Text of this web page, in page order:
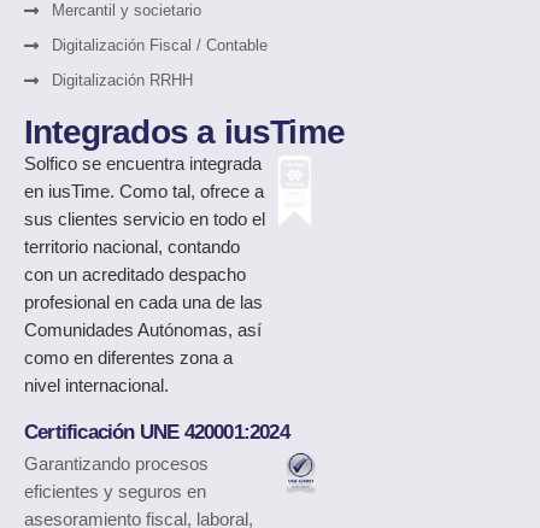
Mercantil y societario
Digitalización Fiscal / Contable
Digitalización RRHH
Integrados a iusTime
Solfico se encuentra integrada
en iusTime. Como tal, ofrece a
sus clientes servicio en todo el
territorio nacional, contando
con un acreditado despacho
profesional en cada una de las
Comunidades Autónomas, así
como en diferentes zona a
nivel internacional.
Certificación UNE 420001:2024
Garantizando procesos
eficientes y seguros en
asesoramiento fiscal, laboral,